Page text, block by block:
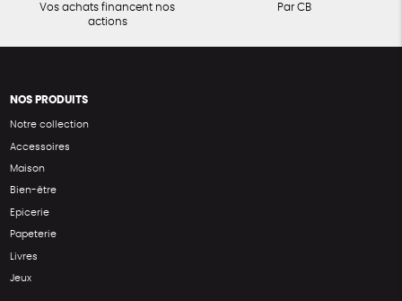
Vos achats financent nos
actions
Par CB
NOS PRODUITS
Notre collection
Accessoires
Maison
Bien-être
Epicerie
Papeterie
Livres
Jeux